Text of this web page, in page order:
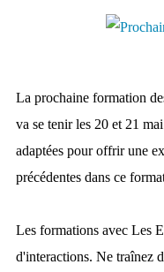
La prochaine formation
va se tenir les 20 et 21
adaptées pour offrir une
précédentes dans ce
Les formations avec Les
d'interactions. Ne traînez